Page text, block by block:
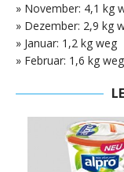
» November: 4,1 kg
» Dezember: 2,9 kg
» Januar: 1,2 kg weg
» Februar: 1,6 kg weg